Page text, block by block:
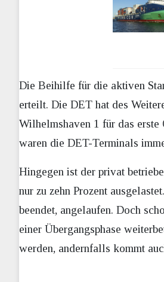
Die Beihilfe für die aktiven
erteilt. Die DET hat des
Wilhelmshaven 1 für das erste
waren die DET-Terminals
Hingegen ist der privat
nur zu zehn Prozent
beendet, angelaufen. Doch
einer Übergangsphase
werden, andernfalls kommt